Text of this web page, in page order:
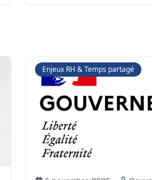
Enjeux RH & Temps partagé